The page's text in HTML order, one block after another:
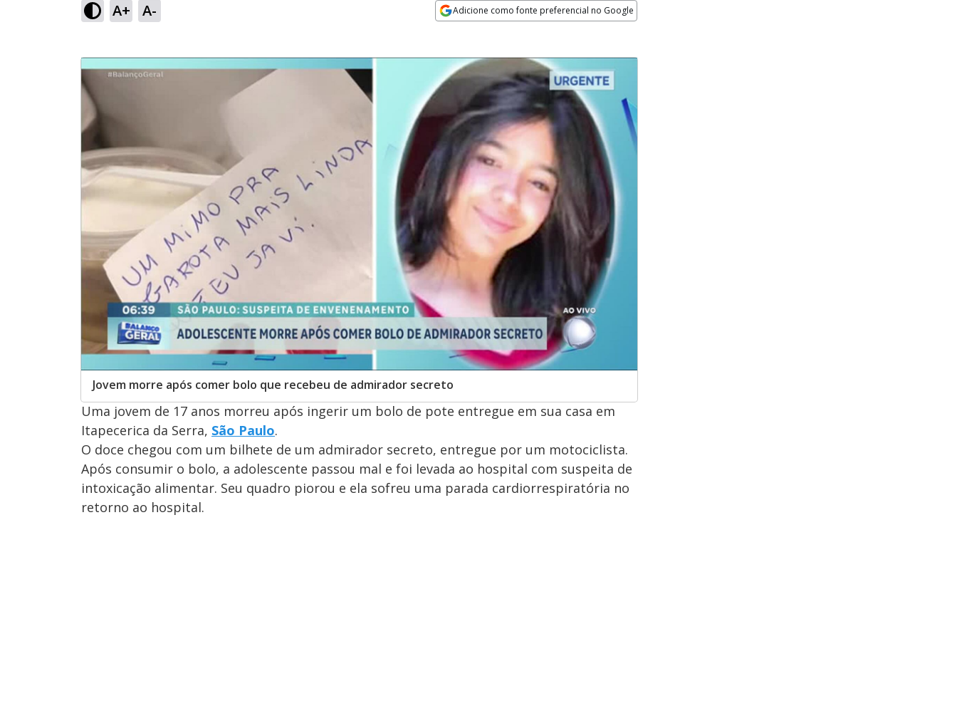
A+ A- Adicione como fonte preferencial no Google
Jovem morre após comer bolo que recebeu de admirador secreto
Uma jovem de 17 anos morreu após ingerir um bolo de pote entregue em sua casa em
Itapecerica da Serra, São Paulo.
O doce chegou com um bilhete de um admirador secreto, entregue por um motociclista.
Após consumir o bolo, a adolescente passou mal e foi levada ao hospital com suspeita de
intoxicação alimentar. Seu quadro piorou e ela sofreu uma parada cardiorrespiratória no
retorno ao hospital.